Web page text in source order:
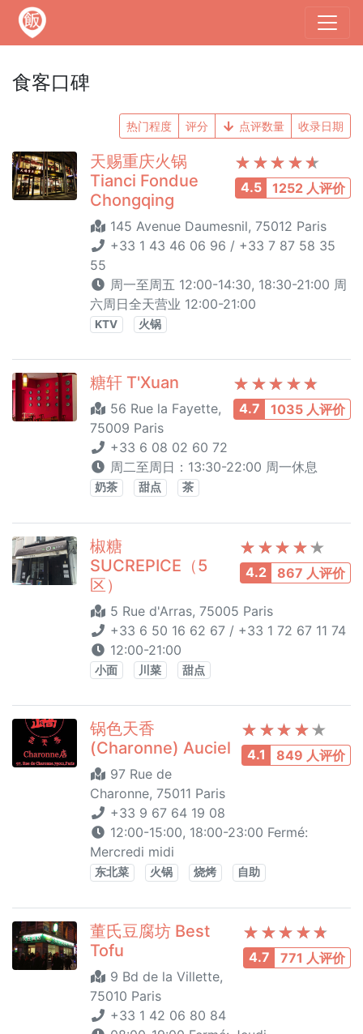
食客口碑
热门程度 评分 点评数量 收录日期
4.5 1252 人评价
天赐重庆火锅
Tianci Fondue
Chongqing
145 Avenue Daumesnil, 75012 Paris
+33 1 43 46 06 96 / +33 7 87 58 35
55
周一至周五 12:00-14:30, 18:30-21:00 周
六周日全天营业 12:00-21:00
KTV 火锅
4.7 1035 人评价
糖轩 T'Xuan
56 Rue la Fayette,
75009 Paris
+33 6 08 02 60 72
周二至周日：13:30-22:00 周一休息
奶茶 甜点 茶
4.2 867 人评价
椒糖
SUCREPICE（5
区）
5 Rue d'Arras, 75005 Paris
+33 6 50 16 62 67 / +33 1 72 67 11 74
12:00-21:00
小面 川菜 甜点
4.1 849 人评价
锅色天香
(Charonne) Auciel
97 Rue de
Charonne, 75011 Paris
+33 9 67 64 19 08
12:00-15:00, 18:00-23:00 Fermé:
Mercredi midi
东北菜 火锅 烧烤 自助
4.7 771 人评价
董氏豆腐坊 Best
Tofu
9 Bd de la Villette,
75010 Paris
+33 1 42 06 80 84